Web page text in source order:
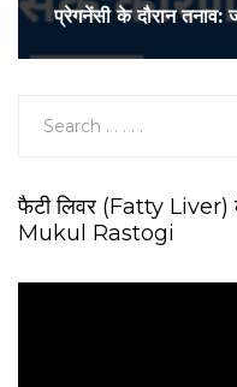
प्रेगनेंसी के दौरान
फैटी लिवर (Fatty Liver)
Mukul Rastogi